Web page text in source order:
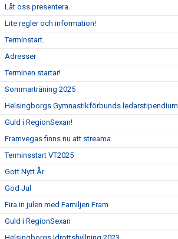
Låt oss presentera.
Lite regler och information!
Terminstart.
Adresser
Terminen startar!
Sommarträning 2025
Helsingborgs Gymnastikförbunds ledarstipendium
Guld i RegionSexan!
Framvegas finns nu att streama.
Terminsstart VT2025
Gott Nytt År
God Jul
Fira in julen med Familjen Fram
Guld i RegionSexan